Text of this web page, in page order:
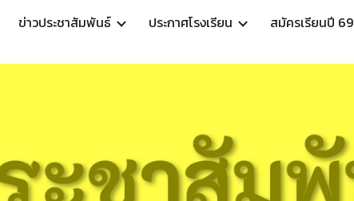
Skip to navigation
ข่าวประชาสัมพันธ์ ประกาศโรงเรียน สมัครเรียนปี 69